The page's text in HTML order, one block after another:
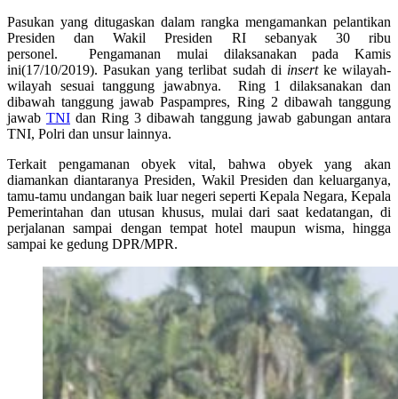
Pasukan yang ditugaskan dalam rangka mengamankan pelantikan
Presiden dan Wakil Presiden RI sebanyak 30 ribu
personel. Pengamanan mulai dilaksanakan pada Kamis
ini(17/10/2019). Pasukan yang terlibat sudah di insertke wilayah-
wilayah sesuai tanggung jawabnya. Ring 1 dilaksanakan dan
dibawah tanggung jawab Paspampres, Ring 2 dibawah tanggung
jawab TNI dan Ring 3 dibawah tanggung jawab gabungan antara
TNI, Polri dan unsur lainnya.
Terkait pengamanan obyek vital, bahwa obyek yang akan
diamankan diantaranya Presiden, Wakil Presiden dan keluarganya,
tamu-tamu undangan baik luar negeri seperti Kepala Negara, Kepala
Pemerintahan dan utusan khusus, mulai dari saat kedatangan, di
perjalanan sampai dengan tempat hotel maupun wisma, hingga
sampai ke gedung DPR/MPR.